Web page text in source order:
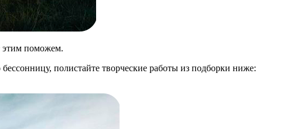
этим поможем.
полистайте творческие работы из подборки ниже: